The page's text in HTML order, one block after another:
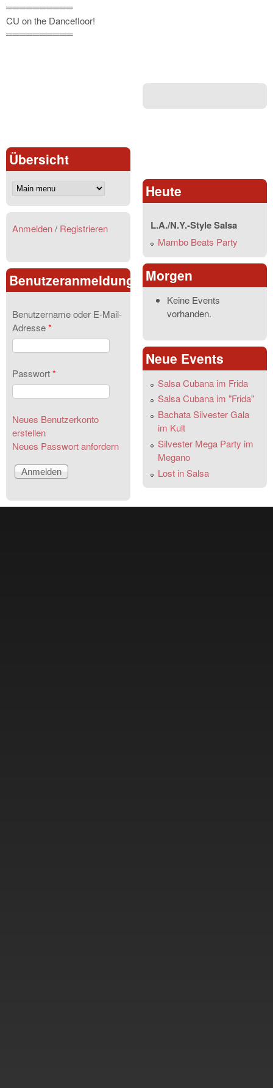
══════════
CU on the Dancefloor!
══════════
Übersicht
Anmelden/ Registrieren
Benutzeranmeldung
Benutzername oder E-Mail-
Adresse*
Passwort*
Neues Benutzerkonto
erstellen
Neues Passwort anfordern
Heute
L.A./N.Y.-Style Salsa
Mambo Beats Party
Morgen
Keine Events
vorhanden.
Neue Events
Salsa Cubana im Frida
Salsa Cubana im "Frida"
Bachata Silvester Gala
im Kult
Silvester Mega Party im
Megano
Lost in Salsa